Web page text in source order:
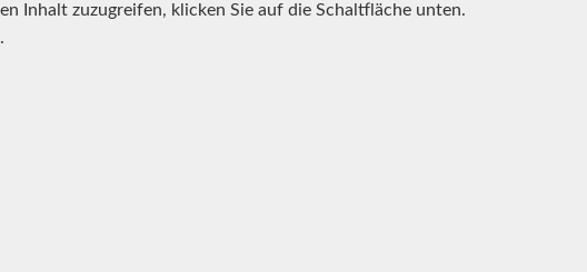
Inhalt zuzugreifen, klicken Sie auf die Schaltfläche unten.